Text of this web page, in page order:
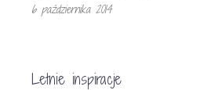
6 października 2014
Letnie inspiracje